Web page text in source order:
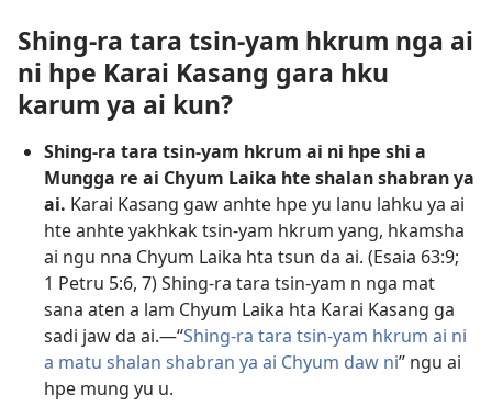
Shing-ra tara tsin-yam hkrum nga ai
ni hpe Karai Kasang gara hku
karum ya ai kun?
Shing-ra tara tsin-yam hkrum ai ni hpe shi a
Mungga re ai Chyum Laika hte shalan shabran ya
ai. Karai Kasang gaw anhte hpe yu lanu lahku ya ai
hte anhte yakhkak tsin-yam hkrum yang, hkamsha
ai ngu nna Chyum Laika hta tsun da ai. (Esaia 63:9;
1 Petru 5:​6, 7) Shing-ra tara tsin-yam n nga mat
sana aten a lam Chyum Laika hta Karai Kasang ga
sadi jaw da ai.​—“Shing-ra tara tsin-yam hkrum ai ni
a matu shalan shabran ya ai Chyum daw ni” ngu ai
hpe mung yu u.